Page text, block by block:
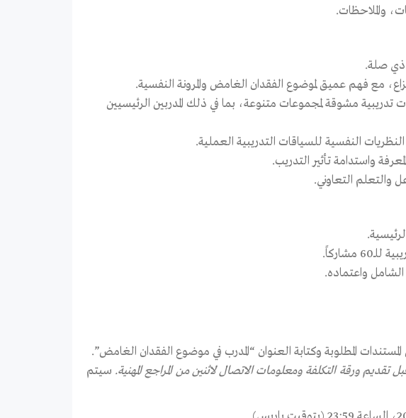
والملاحظات.
ذي صلة.
مع فهم عميق لموضوع الفقدان الغامض والمرونة النفسية.
مشوقة لمجموعات متنوعة، بما في ذلك المدربين الرئيسيين
النفسية للسياقات التدريبية العملية.
والتعلم التعاوني.
مشاركاً.
الشامل واعتماده.
المطلوبة وكتابة العنوان “المدرب في موضوع الفقدان الغامض”.
ورقة التكلفة ومعلومات الاتصال لاثنين من المراجع المهنية. سيتم